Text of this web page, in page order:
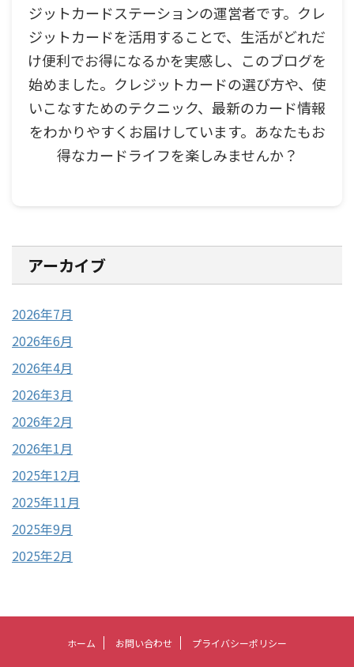
ジットカードステーションの運営者です。クレ
ジットカードを活用することで、生活がどれだ
け便利でお得になるかを実感し、このブログを
始めました。クレジットカードの選び方や、使
いこなすためのテクニック、最新のカード情報
をわかりやすくお届けしています。あなたもお
得なカードライフを楽しみませんか？
アーカイブ
2026年7月
2026年6月
2026年4月
2026年3月
2026年2月
2026年1月
2025年12月
2025年11月
2025年9月
2025年2月
ホーム お問い合わせ プライバシーポリシー